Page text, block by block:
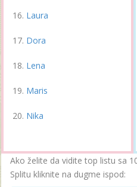
Laura
Dora
Lena
Maris
Nika
Ako želite da vidite top listu sa
Splitu kliknite na dugme ispod: